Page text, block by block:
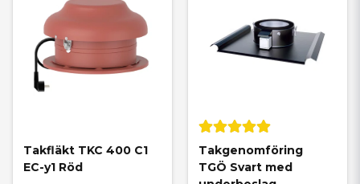
Takfläkt TKC 400 C1
EC-y1 Röd
Takgenomföring
TGÖ Svart med